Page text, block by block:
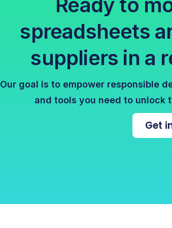
spreadsheets
suppliers in a
Our goal is to empower responsible
and tools you need to unlock
Get